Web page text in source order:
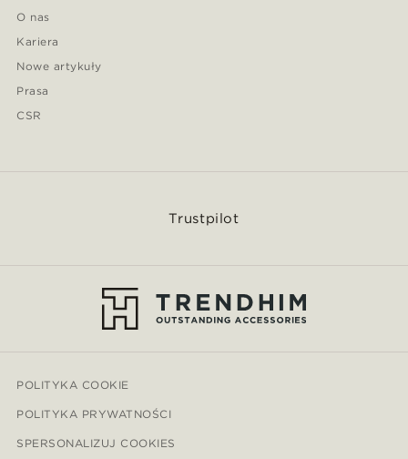
O nas
Kariera
Nowe artykuły
Prasa
CSR
Trustpilot
POLITYKA COOKIE
POLITYKA PRYWATNOŚCI
SPERSONALIZUJ COOKIES